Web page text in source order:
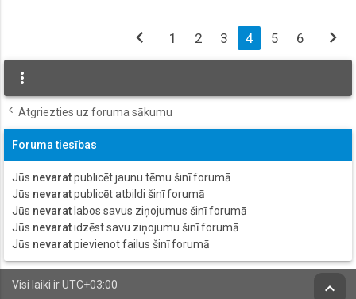
chevron_left 1 2 3 4 5 6 chevron_right
more_vert
Atgriezties uz foruma sākumu
Foruma tiesības
Jūs nevaratpublicēt jaunu tēmu šinī forumā
Jūs nevaratpublicēt atbildi šinī forumā
Jūs nevarat labos savus ziņojumus šinī forumā
Jūs nevaratidzēst savu ziņojumu šinī forumā
Jūs nevaratpievienot failus šinī forumā
Visi laiki irUTC+03:00 keyboard_arrow_up